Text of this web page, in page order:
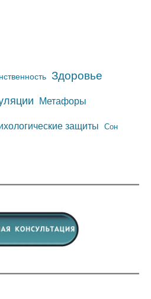
Здоровье
Метафоры
защиты Сон